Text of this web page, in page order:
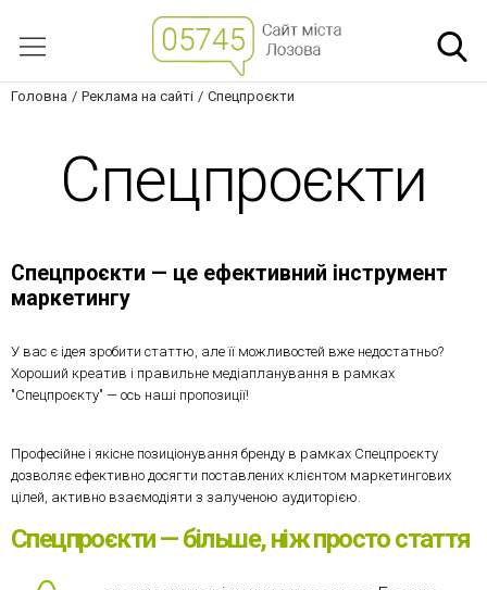
Головна Реклама на сайті Спецпроєкти
Спецпроєкти
Спецпроєкти — це ефективний інструмент
маркетингу
У вас є ідея зробити статтю, але її можливостей вже недостатньо?
Хороший креатив і правильне медіапланування в рамках
"Спецпроєкту" — ось наші пропозиції!
Професійне і якісне позиціонування бренду в рамках Спецпроєкту
дозволяє ефективно досягти поставлених клієнтом маркетингових
цілей, активно взаємодіяти з залученою аудиторією.
Спецпроєкти — більше, ніж просто стаття